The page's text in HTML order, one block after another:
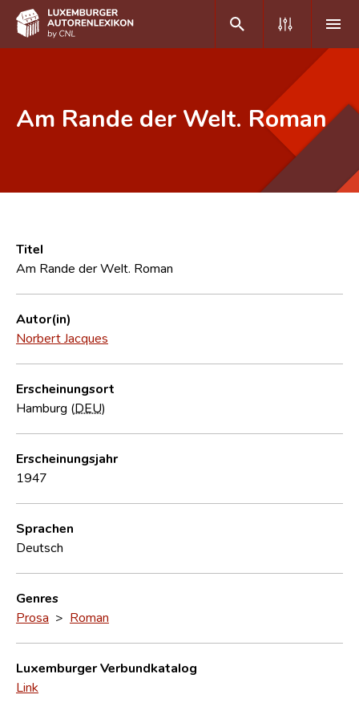
Häufige Fragen und Antworten
CNL
Forschungsgruppe
Kontakt
Am Rande der Welt. Roman
Titel
Am Rande der Welt. Roman
Autor(in)
Norbert Jacques
Erscheinungsort
Hamburg (DEU)
Erscheinungsjahr
1947
Sprachen
Deutsch
Genres
Prosa > Roman
Luxemburger Verbundkatalog
Link